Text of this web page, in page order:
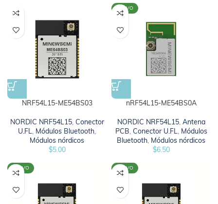
NRF54L15-ME54BS03
NORDIC NRF54L15, Conector
U.FL, Módulos Bluetooth,
Módulos nórdicos
$5.00
NUEVO
nRF54L15-ME54BS0A
NORDIC NRF54L15, Antena
PCB, Conector U.FL, Módulos
Bluetooth, Módulos nórdicos
$6.50
NUEVO NUEVO